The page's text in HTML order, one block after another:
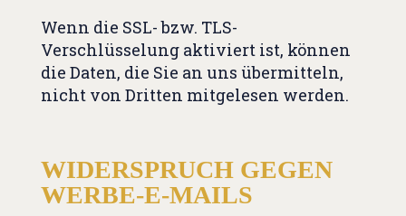
Wenn die SSL- bzw. TLS-
Verschlüsselung aktiviert ist, können
die Daten, die Sie an uns übermitteln,
nicht von Dritten mitgelesen werden.
WIDERSPRUCH GEGEN
WERBE-E-MAILS